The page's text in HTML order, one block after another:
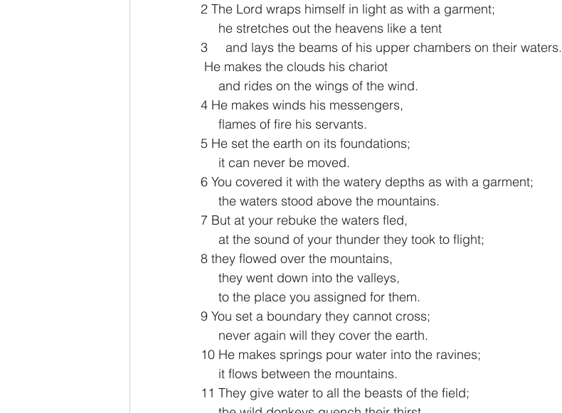
2 The Lord wraps himself in light as with a garment;
     he stretches out the heavens like a tent
3     and lays the beams of his upper chambers on their waters.
He makes the clouds his chariot
     and rides on the wings of the wind.
4 He makes winds his messengers,
     flames of fire his servants.
5 He set the earth on its foundations;
     it can never be moved.
6 You covered it with the watery depths as with a garment;
     the waters stood above the mountains.
7 But at your rebuke the waters fled,
     at the sound of your thunder they took to flight;
8 they flowed over the mountains,
     they went down into the valleys,
     to the place you assigned for them.
9 You set a boundary they cannot cross;
     never again will they cover the earth.
10 He makes springs pour water into the ravines;
     it flows between the mountains.
11 They give water to all the beasts of the field;